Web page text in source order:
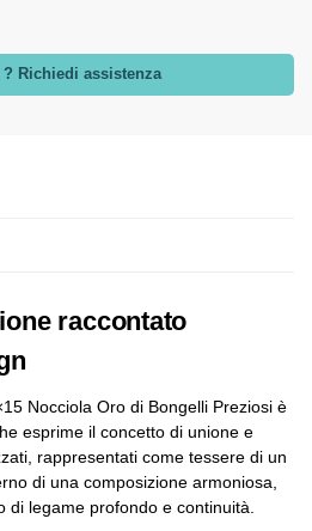
? Richiedi assistenza
raccontato
Nocciola Oro di Bongelli Preziosi è
esprime il concetto di unione e
rappresentati come tessere di un
di una composizione armoniosa,
legame profondo e continuità.